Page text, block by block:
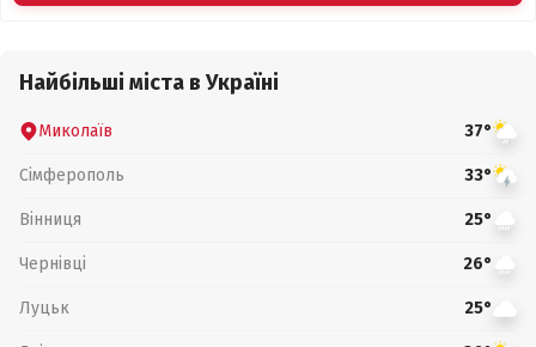
Найбільші міста в Україні
Миколаїв 37°
Сімферополь 33°
Вінниця 25°
Чернівці 26°
Луцьк 25°